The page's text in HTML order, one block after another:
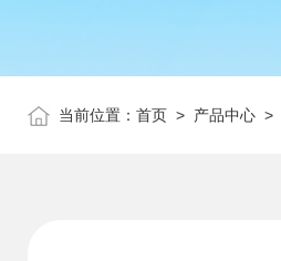
当前位置： 首页 > 产品中心 >